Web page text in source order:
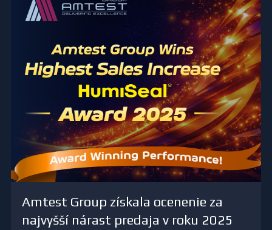
Amtest Group získala ocenenie za
najvyšší nárast predaja v roku 2025